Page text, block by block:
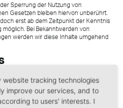
Sperrung der Nutzung von
Gesetzen bleiben hiervon unberührt.
erst ab dem Zeitpunkt der Kenntnis
Bei Bekanntwerden von
werden wir diese Inhalte umgehend
können wir für diese fremden
Für die Inhalte der verlinkten
oder Betreiber der Seiten
wurden zum Zeitpunkt der Verlinkung
tracking technologies
improve our services, and to
to users' interests. I